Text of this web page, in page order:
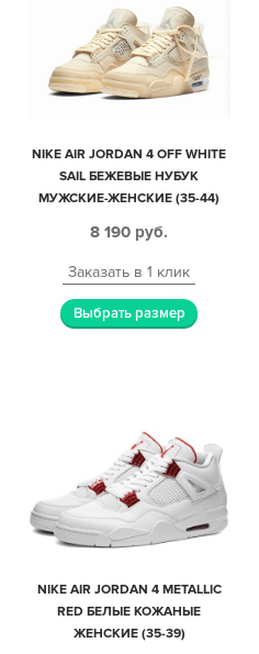
NIKE AIR JORDAN 4 OFF WHITE
SAIL БЕЖЕВЫЕ НУБУК
МУЖСКИЕ-ЖЕНСКИЕ (35-44)
8 190 руб.
Заказать в 1 клик
Выбрать размер
NIKE AIR JORDAN 4 METALLIC
RED БЕЛЫЕ КОЖАНЫЕ
ЖЕНСКИЕ (35-39)